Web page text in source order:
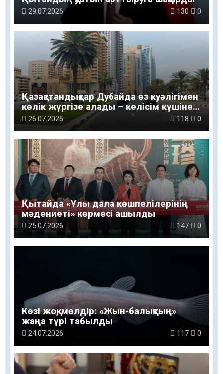
29.07.2026 130 0
Қазақстандықтар Дубайда өз куәлігімен
көлік жүргізе алады – келісім күшіне
енді
26.07.2026 118 0
Қытайда «Ұлы дала көшпелілерінің
мәдениеті» көрмесі ашылды
25.07.2026 147 0
Көзі жоқ, мөлдір: «Жын-балықтың»
жаңа түрі табылды
24.07.2026 117 0